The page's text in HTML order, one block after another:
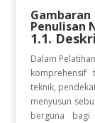
Penulisan
1.1.
Dalam
teknik,
menyusun
berguna